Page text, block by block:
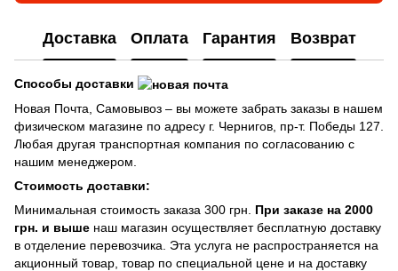
Доставка Оплата Гарантия Возврат
Способы доставки
Новая Почта, Самовывоз – вы можете забрать заказы в нашем
физическом магазине по адресу г. Чернигов, пр-т. Победы 127.
Любая другая транспортная компания по согласованию с
нашим менеджером.
Стоимость доставки:
Минимальная стоимость заказа 300 грн. При заказе на 2000
грн. и выше наш магазин осуществляет бесплатную доставку
в отделение перевозчика. Эта услуга не распространяется на
акционный товар, товар по специальной цене и на доставку